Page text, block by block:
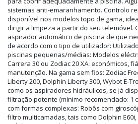
sistemas anti-emaranhamento. Controlo
disponível nos modelos topo de gama,
dirigir a limpeza a partir do seu telemóvel.
aspirador automático de piscina de que
de acordo com o tipo de utilizador:
piscinas pequenas/médias: Modelos
Carrera 30 ou Zodiac 20 XA: económicos,
manutenção. Na gama sem fios: Zodiac
Liberty 200, Dolphin Liberty 300, Wybot E-
como os aspiradores hidráulicos, se já
filtração potente (mínimo recomendado: 1
com formas complexas: Robôs com
filtro multicamadas, tais como Dolphin E60i,